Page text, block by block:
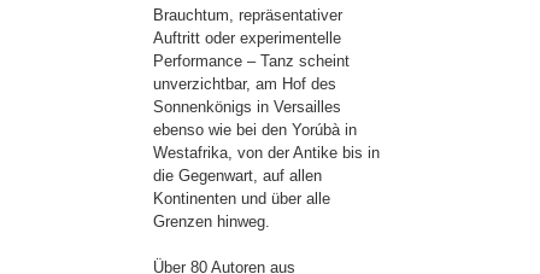
Brauchtum, repräsentativer
Auftritt oder experimentelle
Performance – Tanz scheint
unverzichtbar, am Hof des
Sonnenkönigs in Versailles
ebenso wie bei den Yorúbà in
Westafrika, von der Antike bis in
die Gegenwart, auf allen
Kontinenten und über alle
Grenzen hinweg.
Über 80 Autoren aus